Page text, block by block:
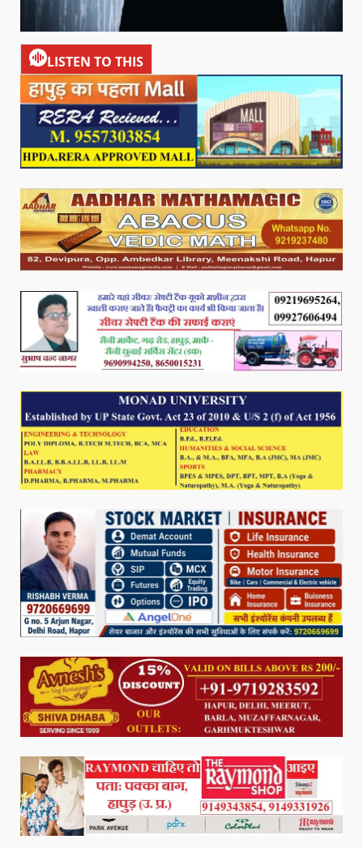
LISTEN TO THIS